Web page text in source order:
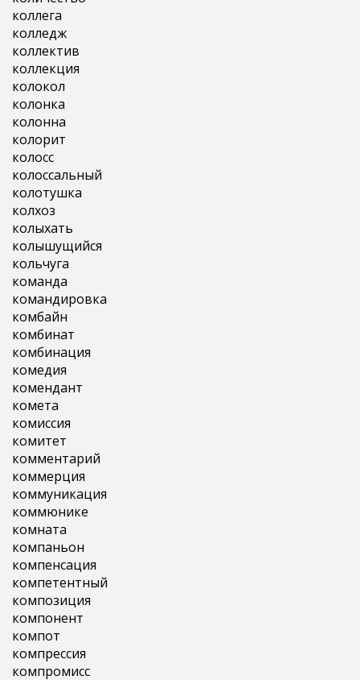
коллега
колледж
коллектив
коллекция
колокол
колонка
колонна
колорит
колосс
колоссальный
колотушка
колхоз
колыхать
колышущийся
кольчуга
команда
командировка
комбайн
комбинат
комбинация
комедия
комендант
комета
комиссия
комитет
комментарий
коммерция
коммуникация
коммюнике
комната
компаньон
компенсация
компетентный
композиция
компонент
компот
компрессия
компромисс